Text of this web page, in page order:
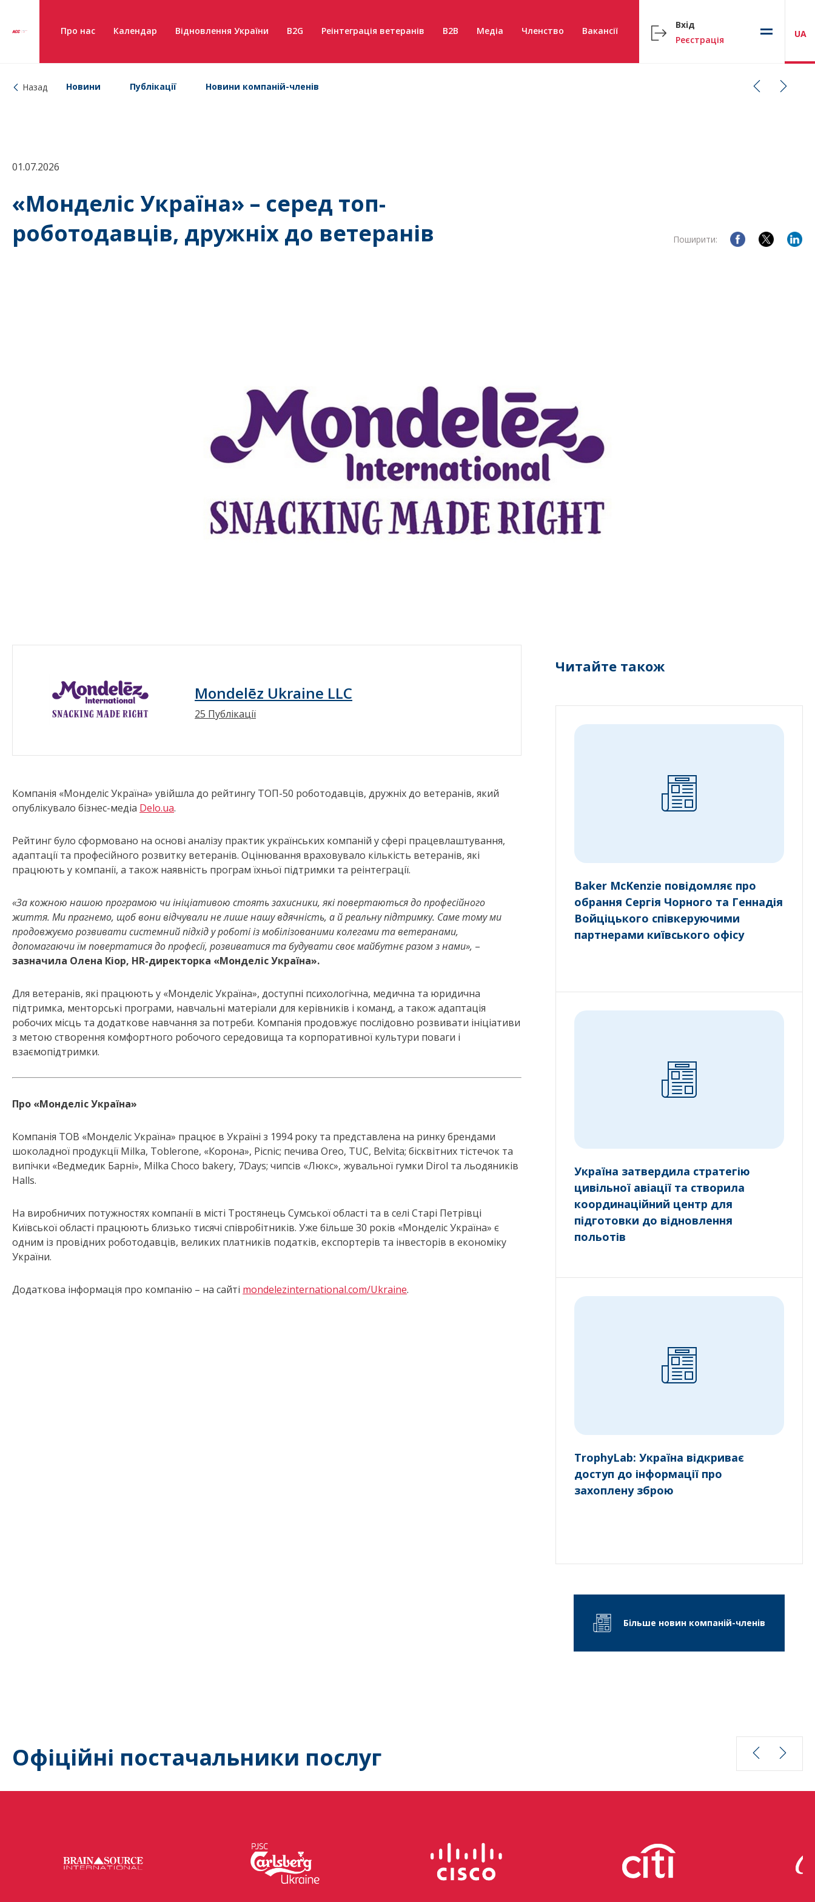
Про нас Календар Відновлення України B2G Реінтеграція ветеранів B2B Медіа Членство Вакансії
Вхід
Реєстрація
UA
Назад Новини Публікації Новини компаній-членів
01.07.2026
«Монделіс Україна» – серед топ-
роботодавців, дружніх до ветеранів
Поширити:
Mondelēz Ukraine LLC
25 Публікації
Компанія «Монделіс Україна» увійшла до рейтингу ТОП-50 роботодавців, дружніх до ветеранів, який
опублікувало бізнес-медіа Delo.ua.
Рейтинг було сформовано на основі аналізу практик українських компаній у сфері працевлаштування,
адаптації та професійного розвитку ветеранів. Оцінювання враховувало кількість ветеранів, які
працюють у компанії, а також наявність програм їхньої підтримки та реінтеграції.
«За кожною нашою програмою чи ініціативою стоять захисники, які повертаються до професійного
життя. Ми прагнемо, щоб вони відчували не лише нашу вдячність, а й реальну підтримку. Саме тому ми
продовжуємо розвивати системний підхід у роботі із мобілізованими колегами та ветеранами,
допомагаючи їм повертатися до професії, розвиватися та будувати своє майбутнє разом з нами», –
зазначила Олена Кіор, HR-директорка «Монделіс Україна».
Для ветеранів, які працюють у «Монделіс Україна», доступні психологічна, медична та юридична
підтримка, менторські програми, навчальні матеріали для керівників і команд, а також адаптація
робочих місць та додаткове навчання за потреби. Компанія продовжує послідовно розвивати ініціативи
з метою створення комфортного робочого середовища та корпоративної культури поваги і
взаємопідтримки.
Про «Монделіс Україна»
Компанія ТОВ «Монделіс Україна» працює в Україні з 1994 року та представлена на ринку брендами
шоколадної продукції Milka, Toblerone, «Корона», Picnic; печива Oreo, TUC, Belvita; бісквітних тістечок та
випічки «Ведмедик Барні», Milka Choco bakery, 7Days; чипсів «Люкс», жувальної гумки Dirol та льодяників
Halls.
На виробничих потужностях компанії в місті Тростянець Сумської області та в селі Старі Петрівці
Київської області працюють близько тисячі співробітників. Уже більше 30 років «Монделіс Україна» є
одним із провідних роботодавців, великих платників податків, експортерів та інвесторів в економіку
України.
Додаткова інформація про компанію – на сайті mondelezinternational.com/Ukraine.
Читайте також
Baker McKenzie повідомляє про
обрання Сергія Чорного та Геннадія
Войціцького співкеруючими
партнерами київського офісу
Україна затвердила стратегію
цивільної авіації та створила
координаційний центр для
підготовки до відновлення
польотів
TrophyLab: Україна відкриває
доступ до інформації про
захоплену зброю
Більше новин компаній-членів
Офіційні постачальники послуг